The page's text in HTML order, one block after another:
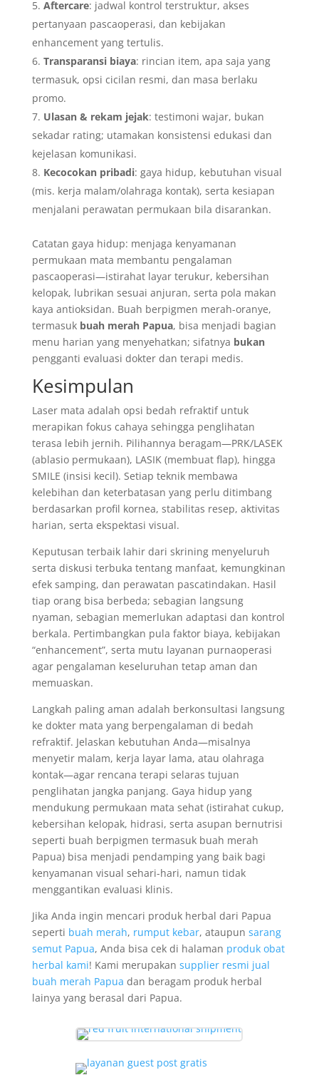
Aftercare: jadwal kontrol terstruktur, akses
pertanyaan pascaoperasi, dan kebijakan
enhancement yang tertulis.
Transparansi biaya: rincian item, apa saja yang
termasuk, opsi cicilan resmi, dan masa berlaku
promo.
Ulasan & rekam jejak: testimoni wajar, bukan
sekadar rating; utamakan konsistensi edukasi dan
kejelasan komunikasi.
Kecocokan pribadi: gaya hidup, kebutuhan visual
(mis. kerja malam/olahraga kontak), serta kesiapan
menjalani perawatan permukaan bila disarankan.
Catatan gaya hidup: menjaga kenyamanan
permukaan mata membantu pengalaman
pascaoperasi—istirahat layar terukur, kebersihan
kelopak, lubrikan sesuai anjuran, serta pola makan
kaya antioksidan. Buah berpigmen merah-oranye,
termasuk buah merah Papua, bisa menjadi bagian
menu harian yang menyehatkan; sifatnya bukan
pengganti evaluasi dokter dan terapi medis.
Kesimpulan
Laser mata adalah opsi bedah refraktif untuk
merapikan fokus cahaya sehingga penglihatan
terasa lebih jernih. Pilihannya beragam—PRK/LASEK
(ablasio permukaan), LASIK (membuat flap), hingga
SMILE (insisi kecil). Setiap teknik membawa
kelebihan dan keterbatasan yang perlu ditimbang
berdasarkan profil kornea, stabilitas resep, aktivitas
harian, serta ekspektasi visual.
Keputusan terbaik lahir dari skrining menyeluruh
serta diskusi terbuka tentang manfaat, kemungkinan
efek samping, dan perawatan pascatindakan. Hasil
tiap orang bisa berbeda; sebagian langsung
nyaman, sebagian memerlukan adaptasi dan kontrol
berkala. Pertimbangkan pula faktor biaya, kebijakan
“enhancement”, serta mutu layanan purnaoperasi
agar pengalaman keseluruhan tetap aman dan
memuaskan.
Langkah paling aman adalah berkonsultasi langsung
ke dokter mata yang berpengalaman di bedah
refraktif. Jelaskan kebutuhan Anda—misalnya
menyetir malam, kerja layar lama, atau olahraga
kontak—agar rencana terapi selaras tujuan
penglihatan jangka panjang. Gaya hidup yang
mendukung permukaan mata sehat (istirahat cukup,
kebersihan kelopak, hidrasi, serta asupan bernutrisi
seperti buah berpigmen termasuk buah merah
Papua) bisa menjadi pendamping yang baik bagi
kenyamanan visual sehari-hari, namun tidak
menggantikan evaluasi klinis.
Jika Anda ingin mencari produk herbal dari Papua
seperti buah merah, rumput kebar, ataupun sarang
semut Papua, Anda bisa cek di halaman produk obat
herbal kami! Kami merupakan supplier resmi jual
buah merah Papua dan beragam produk herbal
lainya yang berasal dari Papua.